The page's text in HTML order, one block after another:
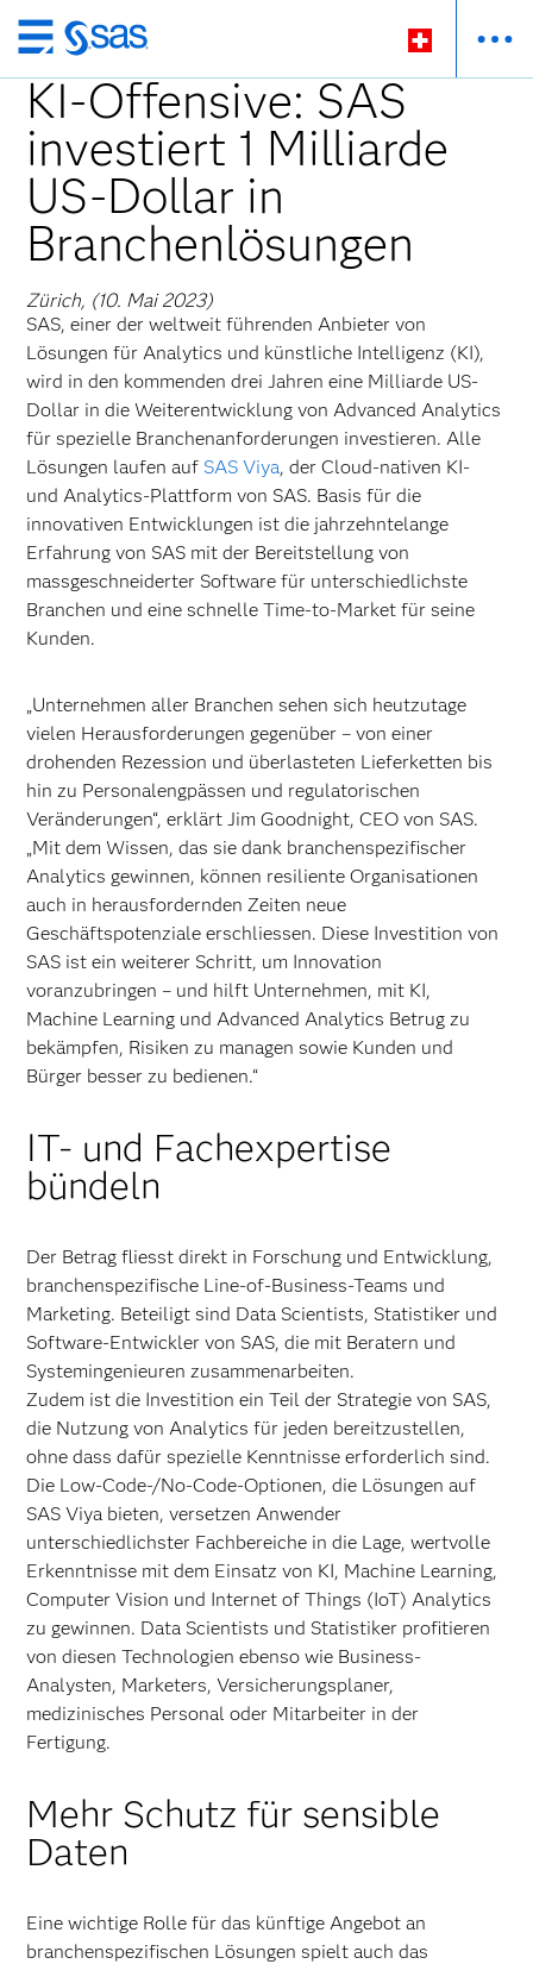
Zurück
zum
Hauptinhalt
KI-Offensive: SAS
investiert 1 Milliarde
US-Dollar in
Branchenlösungen
Zürich, (10. Mai 2023)
SAS, einer der weltweit führenden Anbieter von
Lösungen für Analytics und künstliche Intelligenz (KI),
wird in den kommenden drei Jahren eine Milliarde US-
Dollar in die Weiterentwicklung von Advanced Analytics
für spezielle Branchenanforderungen investieren. Alle
Lösungen laufen auf SAS Viya, der Cloud-nativen KI-
und Analytics-Plattform von SAS. Basis für die
innovativen Entwicklungen ist die jahrzehntelange
Erfahrung von SAS mit der Bereitstellung von
massgeschneiderter Software für unterschiedlichste
Branchen und eine schnelle Time-to-Market für seine
Kunden.
„Unternehmen aller Branchen sehen sich heutzutage
vielen Herausforderungen gegenüber – von einer
drohenden Rezession und überlasteten Lieferketten bis
hin zu Personalengpässen und regulatorischen
Veränderungen“, erklärt Jim Goodnight, CEO von SAS.
„Mit dem Wissen, das sie dank branchenspezifischer
Analytics gewinnen, können resiliente Organisationen
auch in herausfordernden Zeiten neue
Geschäftspotenziale erschliessen. Diese Investition von
SAS ist ein weiterer Schritt, um Innovation
voranzubringen – und hilft Unternehmen, mit KI,
Machine Learning und Advanced Analytics Betrug zu
bekämpfen, Risiken zu managen sowie Kunden und
Bürger besser zu bedienen.“
IT- und Fachexpertise
bündeln
Der Betrag fliesst direkt in Forschung und Entwicklung,
branchenspezifische Line-of-Business-Teams und
Marketing. Beteiligt sind Data Scientists, Statistiker und
Software-Entwickler von SAS, die mit Beratern und
Systemingenieuren zusammenarbeiten.
Zudem ist die Investition ein Teil der Strategie von SAS,
die Nutzung von Analytics für jeden bereitzustellen,
ohne dass dafür spezielle Kenntnisse erforderlich sind.
Die Low-Code-/No-Code-Optionen, die Lösungen auf
SAS Viya bieten, versetzen Anwender
unterschiedlichster Fachbereiche in die Lage, wertvolle
Erkenntnisse mit dem Einsatz von KI, Machine Learning,
Computer Vision und Internet of Things (IoT) Analytics
zu gewinnen. Data Scientists und Statistiker profitieren
von diesen Technologien ebenso wie Business-
Analysten, Marketers, Versicherungsplaner,
medizinisches Personal oder Mitarbeiter in der
Fertigung.
Mehr Schutz für sensible
Daten
Eine wichtige Rolle für das künftige Angebot an
branchenspezifischen Lösungen spielt auch das